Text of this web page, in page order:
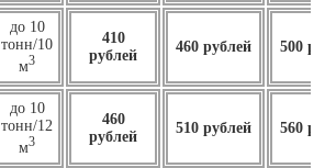
до 10
тонн/10
м3
410
рублей
460 рублей 500
до 10
тонн/12
м3
460
рублей
510 рублей 560